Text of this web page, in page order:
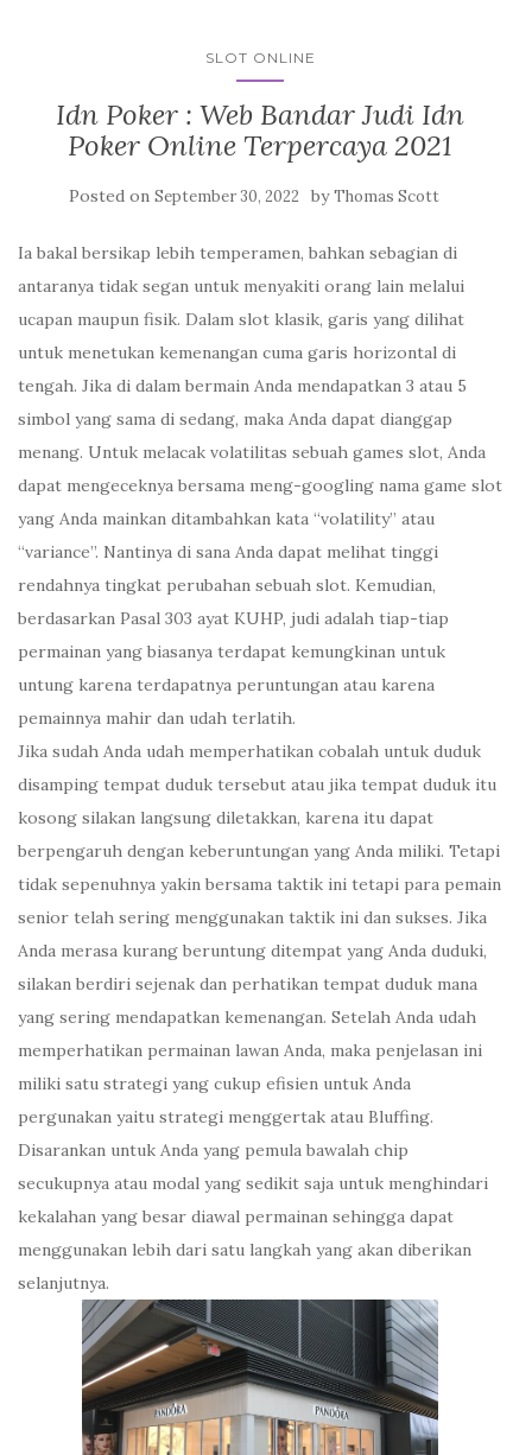
SLOT ONLINE
Idn Poker : Web Bandar Judi Idn
Poker Online Terpercaya 2021
Posted on September 30, 2022 byThomas Scott
Ia bakal bersikap lebih temperamen, bahkan sebagian di
antaranya tidak segan untuk menyakiti orang lain melalui
ucapan maupun fisik. Dalam slot klasik, garis yang dilihat
untuk menetukan kemenangan cuma garis horizontal di
tengah. Jika di dalam bermain Anda mendapatkan 3 atau 5
simbol yang sama di sedang, maka Anda dapat dianggap
menang. Untuk melacak volatilitas sebuah games slot, Anda
dapat mengeceknya bersama meng-googling nama game slot
yang Anda mainkan ditambahkan kata “volatility” atau
“variance”. Nantinya di sana Anda dapat melihat tinggi
rendahnya tingkat perubahan sebuah slot. Kemudian,
berdasarkan Pasal 303 ayat KUHP, judi adalah tiap-tiap
permainan yang biasanya terdapat kemungkinan untuk
untung karena terdapatnya peruntungan atau karena
pemainnya mahir dan udah terlatih.
Jika sudah Anda udah memperhatikan cobalah untuk duduk
disamping tempat duduk tersebut atau jika tempat duduk itu
kosong silakan langsung diletakkan, karena itu dapat
berpengaruh dengan keberuntungan yang Anda miliki. Tetapi
tidak sepenuhnya yakin bersama taktik ini tetapi para pemain
senior telah sering menggunakan taktik ini dan sukses. Jika
Anda merasa kurang beruntung ditempat yang Anda duduki,
silakan berdiri sejenak dan perhatikan tempat duduk mana
yang sering mendapatkan kemenangan. Setelah Anda udah
memperhatikan permainan lawan Anda, maka penjelasan ini
miliki satu strategi yang cukup efisien untuk Anda
pergunakan yaitu strategi menggertak atau Bluffing.
Disarankan untuk Anda yang pemula bawalah chip
secukupnya atau modal yang sedikit saja untuk menghindari
kekalahan yang besar diawal permainan sehingga dapat
menggunakan lebih dari satu langkah yang akan diberikan
selanjutnya.